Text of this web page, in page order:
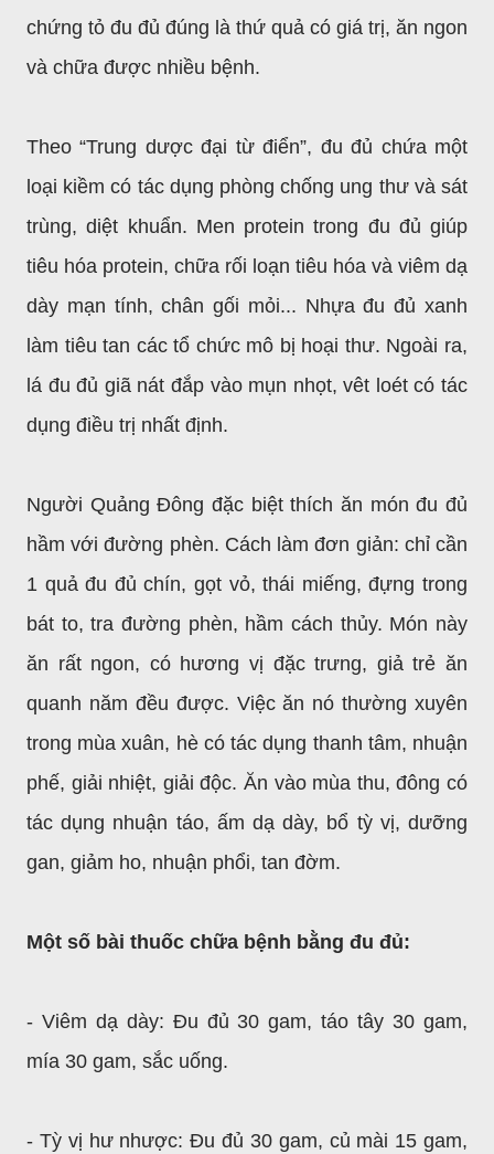
chứng tỏ đu đủ đúng là thứ quả có giá trị, ăn ngon
và chữa được nhiều bệnh.
Theo “Trung dược đại từ điển”, đu đủ chứa một
loại kiềm có tác dụng phòng chống ung thư và sát
trùng, diệt khuẩn. Men protein trong đu đủ giúp
tiêu hóa protein, chữa rối loạn tiêu hóa và viêm dạ
dày mạn tính, chân gối mỏi... Nhựa đu đủ xanh
làm tiêu tan các tổ chức mô bị hoại thư. Ngoài ra,
lá đu đủ giã nát đắp vào mụn nhọt, vêt loét có tác
dụng điều trị nhất định.
Người Quảng Đông đặc biệt thích ăn món đu đủ
hầm với đường phèn. Cách làm đơn giản: chỉ cần
1 quả đu đủ chín, gọt vỏ, thái miếng, đựng trong
bát to, tra đường phèn, hầm cách thủy. Món này
ăn rất ngon, có hương vị đặc trưng, giả trẻ ăn
quanh năm đều được. Việc ăn nó thường xuyên
trong mùa xuân, hè có tác dụng thanh tâm, nhuận
phế, giải nhiệt, giải độc. Ăn vào mùa thu, đông có
tác dụng nhuận táo, ấm dạ dày, bổ tỳ vị, dưỡng
gan, giảm ho, nhuận phổi, tan đờm.
Một số bài thuốc chữa bệnh bằng đu đủ:
- Viêm dạ dày: Đu đủ 30 gam, táo tây 30 gam,
mía 30 gam, sắc uống.
- Tỳ vị hư nhược: Đu đủ 30 gam, củ mài 15 gam,